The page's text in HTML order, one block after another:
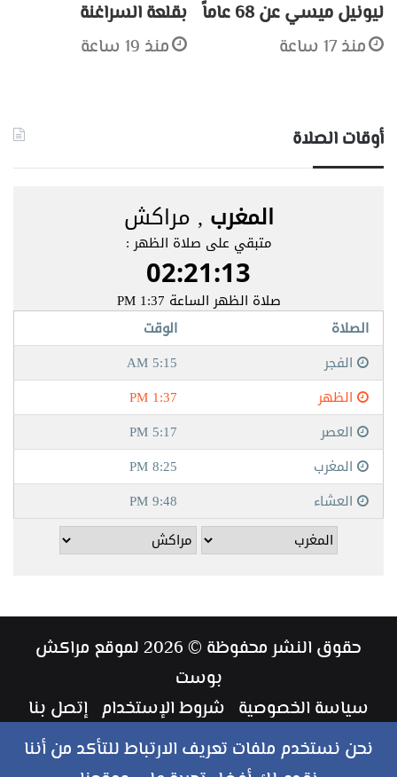
ليونيل ميسي عن 68 عاماً
منذ 17 ساعة
بقلعة السراغنة
منذ 19 ساعة
أوقات الصلاة
حقوق النشر محفوظة © 2026 لموقع مراكش
بوست
سياسة الخصوصية شروط الإستخدام إتصل بنا
طاقم العمل
نحن نستخدم ملفات تعريف الارتباط للتأكد من أننا